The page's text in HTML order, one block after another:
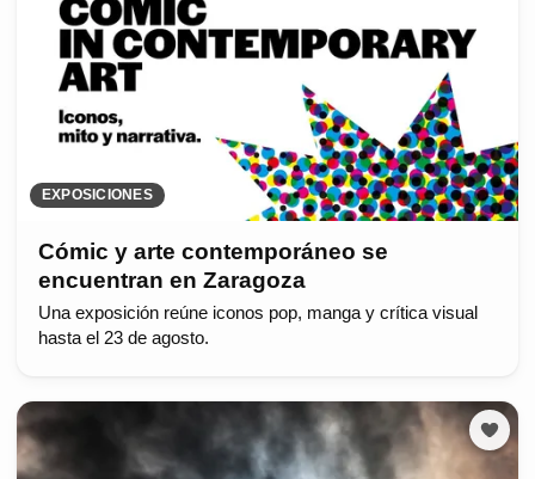
EXPOSICIONES
Cómic y arte contemporáneo se
encuentran en Zaragoza
Una exposición reúne iconos pop, manga y crítica visual
hasta el 23 de agosto.